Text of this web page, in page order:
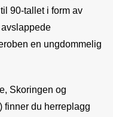
90-tallet i form av
en ungdommelig
Skoringen og
finner du herreplagg